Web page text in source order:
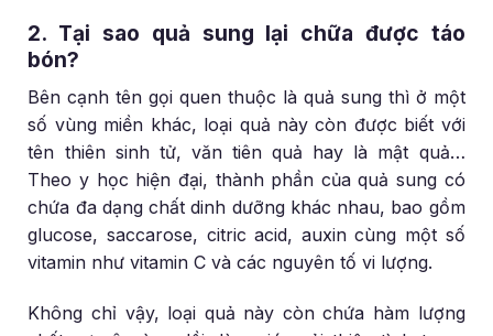
2. Tại sao quả sung lại chữa được táo
bón?
Bên cạnh tên gọi quen thuộc là quả sung thì ở một
số vùng miền khác, loại quả này còn được biết với
tên thiên sinh tử, văn tiên quả hay là mật quả…
Theo y học hiện đại, thành phần của quả sung có
chứa đa dạng chất dinh dưỡng khác nhau, bao gồm
glucose, saccarose, citric acid, auxin cùng một số
vitamin như vitamin C và các nguyên tố vi lượng.
Không chỉ vậy, loại quả này còn chứa hàm lượng